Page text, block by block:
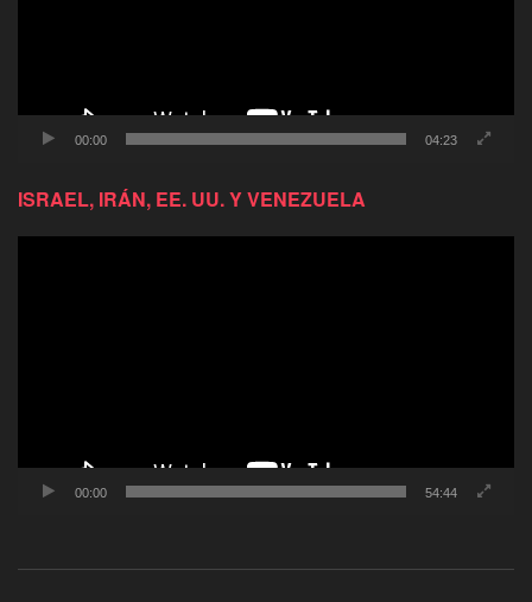
00:00 04:23
ISRAEL, IRÁN, EE. UU. Y VENEZUELA
00:00 54:44